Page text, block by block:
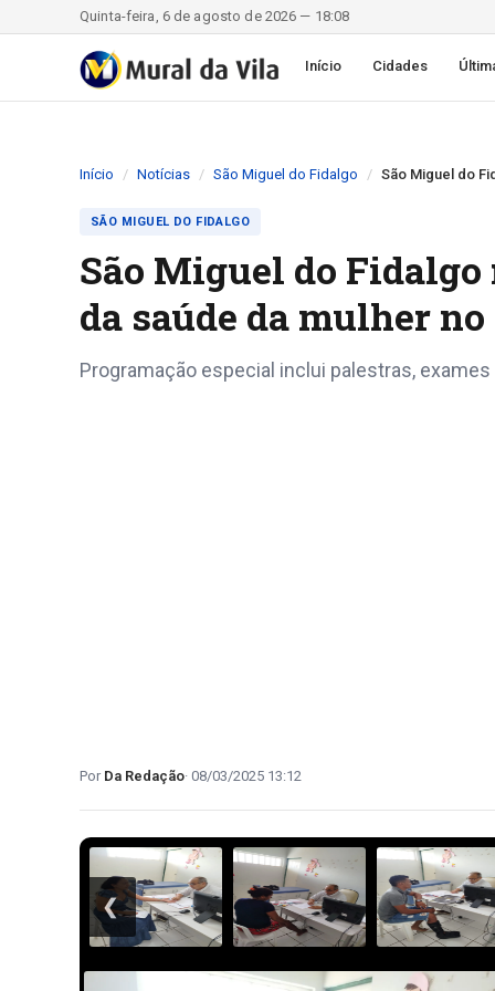
Quinta-feira, 6 de agosto de 2026 — 18:08
Início Cidades
Início Notícias São Miguel do Fidalgo São Miguel do
SÃO MIGUEL DO FIDALGO
São Miguel do
da saúde da mulher
Programação especial inclui palestras,
Da Redação 08/03/2025 13:12
❮